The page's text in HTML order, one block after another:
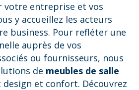
votre entreprise et vos
y accueillez les acteurs
business. Pour refléter une
auprès de vos
ou fournisseurs, nous
de meubles de salle
design et confort. Découvrez